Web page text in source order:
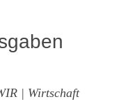
| Wirtschaft